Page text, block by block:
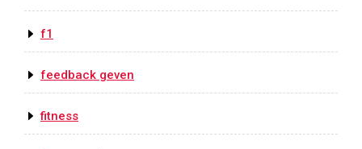
f1
feedback geven
fitness